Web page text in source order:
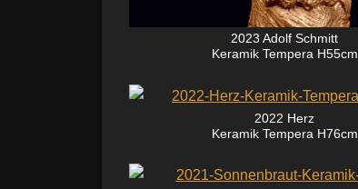
2023 Adolf Schmitt
Keramik Tempera H55cm
2022 Herz
Keramik Tempera H76cm